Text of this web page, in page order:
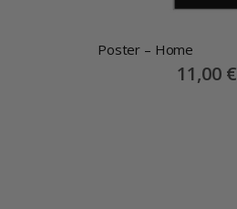
Poster – Home
Special
Price
11,00 €